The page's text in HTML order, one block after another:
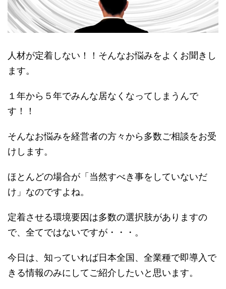
人材が定着しない！！そんなお悩みをよくお聞きし
ます。
１年から５年でみんな居なくなってしまうんで
す！！
そんなお悩みを経営者の方々から多数ご相談をお受
けします。
ほとんどの場合が「当然すべき事をしていないだ
け」なのですよね。
定着させる環境要因は多数の選択肢がありますの
で、全てではないですが・・・。
今日は、知っていれば日本全国、全業種で即導入で
きる情報のみにしてご紹介したいと思います。